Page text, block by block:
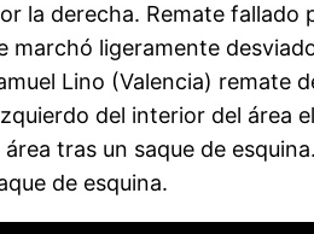
la derecha. Remate
ligeramente
Lino (Valencia) remate
del interior del
tras un saque de
de esquina.